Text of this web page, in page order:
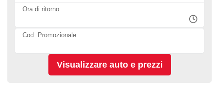
Ora di ritorno
Cod. Promozionale